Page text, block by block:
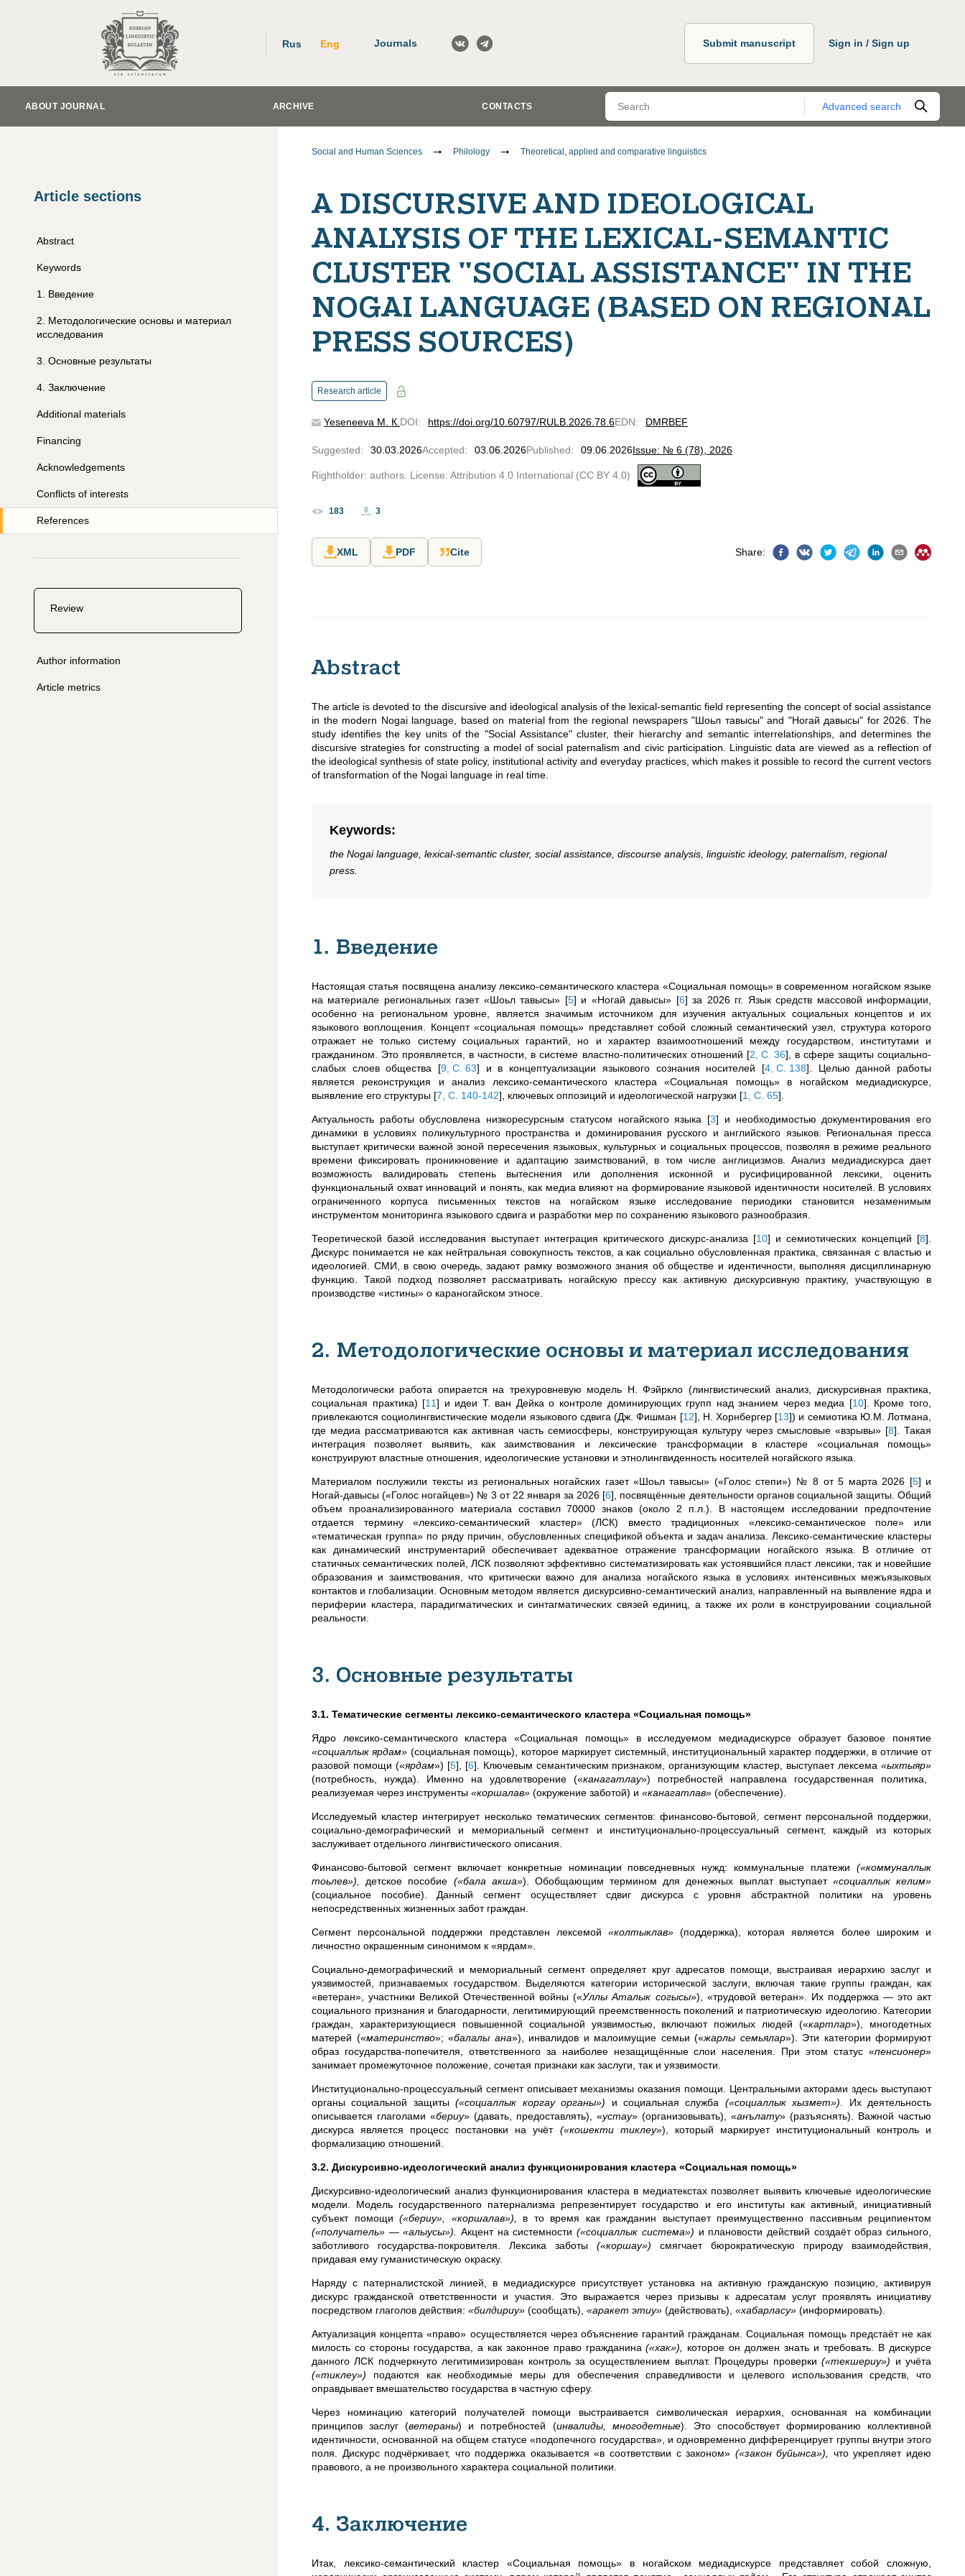
Rus Eng Journals Submit manuscript Sign in / Sign up
ABOUT JOURNAL ARCHIVE CONTACTS Advanced search
Article sections
Abstract
Keywords
1 Введение
2
Методологические основы и материал
исследования
3 Основные результаты
4 Заключение
Additional materials
Financing
Acknowledgements
Conflicts of interests
References
Review
Author information
Article metrics
Social and Human Sciences Philology Theoretical, applied and comparative linguistics
A DISCURSIVE AND IDEOLOGICAL
ANALYSIS OF THE LEXICAL-SEMANTIC
CLUSTER "SOCIAL ASSISTANCE" IN THE
NOGAI LANGUAGE (BASED ON REGIONAL
PRESS SOURCES)
Research article
Yeseneeva M. К. DOI: https://doi.org/10.60797/RULB.2026.78.6EDN: DMRBEF
Suggested: 30.03.2026Accepted: 03.06.2026Published: 09.06.2026Issue: № 6 (78), 2026
Rightholder: authors. License: Attribution 4.0 International (CC BY 4.0)
183 3
XML PDF Cite Share:
Abstract
The article is devoted to the discursive and ideological analysis of the lexical-semantic field representing the concept of social assistance
in the modern Nogai language, based on material from the regional newspapers "Шоьл тавысы" and "Ногай давысы" for 2026. The
study identifies the key units of the "Social Assistance" cluster, their hierarchy and semantic interrelationships, and determines the
discursive strategies for constructing a model of social paternalism and civic participation. Linguistic data are viewed as a reflection of
the ideological synthesis of state policy, institutional activity and everyday practices, which makes it possible to record the current vectors
of transformation of the Nogai language in real time.
Keywords:
the Nogai language, lexical-semantic cluster, social assistance, discourse analysis, linguistic ideology, paternalism, regional
press.
1. Введение
Настоящая статья посвящена анализу лексико-семантического кластера «Социальная помощь» в современном ногайском языке
на материале региональных газет «Шоьл тавысы» [5] и «Ногай давысы» [6] за 2026 гг. Язык средств массовой информации,
особенно на региональном уровне, является значимым источником для изучения актуальных социальных концептов и их
языкового воплощения. Концепт «социальная помощь» представляет собой сложный семантический узел, структура которого
отражает не только систему социальных гарантий, но и характер взаимоотношений между государством, институтами и
гражданином. Это проявляется, в частности, в системе властно-политических отношений [2, С. 36] , в сфере защиты социально-
слабых слоев общества [9, С. 63] и в концептуализации языкового сознания носителей [4, С. 138] . Целью данной работы
является реконструкция и анализ лексико-семантического кластера «Социальная помощь» в ногайском медиадискурсе,
выявление его структуры [7, C. 140-142] , ключевых оппозиций и идеологической нагрузки [1, C. 65]
Актуальность работы обусловлена низкоресурсным статусом ногайского языка [3] и необходимостью документирования его
динамики в условиях поликультурного пространства и доминирования русского и английского языков. Региональная пресса
выступает критически важной зоной пересечения языковых, культурных и социальных процессов, позволяя в режиме реального
времени фиксировать проникновение и адаптацию заимствований, в том числе англицизмов. Анализ медиадискурса дает
возможность валидировать степень вытеснения или дополнения исконной и русифицированной лексики, оценить
функциональный охват инноваций и понять, как медиа влияют на формирование языковой идентичности носителей. В условиях
ограниченного корпуса письменных текстов на ногайском языке исследование периодики становится незаменимым
инструментом мониторинга языкового сдвига и разработки мер по сохранению языкового разнообразия.
Теоретической базой исследования выступает интеграция критического дискурс-анализа [10] и семиотических концепций [8]
Дискурс понимается не как нейтральная совокупность текстов, а как социально обусловленная практика, связанная с властью и
идеологией. СМИ, в свою очередь, задают рамку возможного знания об обществе и идентичности, выполняя дисциплинарную
функцию. Такой подход позволяет рассматривать ногайскую прессу как активную дискурсивную практику, участвующую в
производстве «истины» о караногайском этносе.
2. Методологические основы и материал исследования
Методологически работа опирается на трехуровневую модель Н. Фэйркло (лингвистический анализ, дискурсивная практика,
социальная практика) [11] и идеи Т. ван Дейка о контроле доминирующих групп над знанием через медиа [10] . Кроме того,
привлекаются социолингвистические модели языкового сдвига (Дж. Фишман [12] , Н. Хорнбергер [13]) и семиотика Ю.М. Лотмана,
где медиа рассматриваются как активная часть семиосферы, конструирующая культуру через смысловые «взрывы» [8] . Такая
интеграция позволяет выявить, как заимствования и лексические трансформации в кластере «социальная помощь»
конструируют властные отношения, идеологические установки и этнолингвиденность носителей ногайского языка.
Материалом послужили тексты из региональных ногайских газет «Шоьл тавысы» («Голос степи») № 8 от 5 марта 2026 [5] и
Ногай-давысы («Голос ногайцев») № 3 от 22 января за 2026 [6] , посвящённые деятельности органов социальной защиты. Общий
объем проанализированного материала составил 70000 знаков (около 2 п.л.). В настоящем исследовании предпочтение
отдается термину «лексико-семантический кластер» (ЛСК) вместо традиционных «лексико-семантическое поле» или
«тематическая группа» по ряду причин, обусловленных спецификой объекта и задач анализа. Лексико-семантические кластеры
как динамический инструментарий обеспечивает адекватное отражение трансформации ногайского языка. В отличие от
статичных семантических полей, ЛСК позволяют эффективно систематизировать как устоявшийся пласт лексики, так и новейшие
образования и заимствования, что критически важно для анализа ногайского языка в условиях интенсивных межъязыковых
контактов и глобализации. Основным методом является дискурсивно-семантический анализ, направленный на выявление ядра и
периферии кластера, парадигматических и синтагматических связей единиц, а также их роли в конструировании социальной
реальности.
3. Основные результаты
3.1. Тематические сегменты лексико-семантического кластера «Социальная помощь»
Ядро лексико-семантического кластера «Социальная помощь» в исследуемом медиадискурсе образует базовое понятие
«социаллык ярдам» (социальная помощь), которое маркирует системный, институциональный характер поддержки, в отличие от
разовой помощи («ярдам») [5] [6] . Ключевым семантическим признаком, организующим кластер, выступает лексема«ыхтыяр»
(потребность, нужда). Именно на удовлетворение («канагатлау») потребностей направлена государственная политика,
реализуемая через инструменты «коршалав» (окружение заботой) и «канагатлав» (обеспечение).
Исследуемый кластер интегрирует несколько тематических сегментов: финансово-бытовой, сегмент персональной поддержки,
социально-демографический и мемориальный сегмент и институционально-процессуальный сегмент, каждый из которых
заслуживает отдельного лингвистического описания.
Финансово-бытовой сегмент включает конкретные номинации повседневных нужд: коммунальные платежи
(«коммуналлык
тоьлев»), детское пособие («бала акша»). Обобщающим термином для денежных выплат выступает «социаллык келим»
(социальное пособие). Данный сегмент осуществляет сдвиг дискурса с уровня абстрактной политики на уровень
непосредственных жизненных забот граждан.
Сегмент персональной поддержки представлен лексемой «колтыклав»(поддержка), которая является более широким и
личностно окрашенным синонимом к «ярдам».
Социально-демографический и мемориальный сегмент определяет круг адресатов помощи, выстраивая иерархию заслуг и
уязвимостей, признаваемых государством. Выделяются категории исторической заслуги, включая такие группы граждан, как
«ветеран», участники Великой Отечественной войны («Уллы Аталык согысы»), «трудовой ветеран». Их поддержка — это акт
социального признания и благодарности, легитимирующий преемственность поколений и патриотическую идеологию. Категории
граждан, характеризующиеся повышенной социальной уязвимостью, включают пожилых людей («картлар»), многодетных
матерей («материнство»; «балалы ана»), инвалидов и малоимущие семьи («жарлы семьялар»). Эти категории формируют
образ государства-попечителя, ответственного за наиболее незащищённые слои населения. При этом статус «пенсионер»
занимает промежуточное положение, сочетая признаки как заслуги, так и уязвимости.
Институционально-процессуальный сегмент описывает механизмы оказания помощи. Центральными акторами здесь выступают
органы социальной защиты(«социаллык коргау органы») и социальная служба («социаллык хызмет»).
Их деятельность
описывается глаголами «бериу» (давать, предоставлять), «устау» (организовывать), «анълату» (разъяснять). Важной частью
дискурса является процесс постановки на учёт («кошекти тиклеу»), который маркирует институциональный контроль и
формализацию отношений.
3.2. Дискурсивно-идеологический анализ функционирования кластера «Социальная помощь»
Дискурсивно-идеологический анализ функционирования кластера в медиатекстах позволяет выявить ключевые идеологические
модели. Модель государственного патернализма репрезентирует государство и его институты как активный, инициативный
субъект помощи («бериу», «коршалав»),
в то время как гражданин выступает преимущественно пассивным реципиентом
(«получатель» —«алыусы»). Акцент на системности(«социаллык система») и плановости действий создаёт образ сильного,
заботливого государства-покровителя. Лексика заботы («коршау») смягчает бюрократическую природу взаимодействия,
придавая ему гуманистическую окраску.
Наряду с патерналистской линией, в медиадискурсе присутствует установка на активную гражданскую позицию, активируя
дискурс гражданской ответственности и участия. Это выражается через призывы к адресатам услуг проявлять инициативу
посредством глаголов действия: «билдириу» (сообщать), «аракет этиу» (действовать), «хабарласу» (информировать).
Актуализация концепта «право» осуществляется через объяснение гарантий гражданам. Социальная помощь предстаёт не как
милость со стороны государства, а как законное право гражданина(«хак»),
которое он должен знать и требовать. В дискурсе
данного ЛСК подчеркнуто легитимизирован контроль за осуществлением выплат. Процедуры проверки(«текшериу») и учёта
(«тиклеу») подаются как необходимые меры для обеспечения справедливости и целевого использования средств, что
оправдывает вмешательство государства в частную сферу.
Через номинацию категорий получателей помощи выстраивается символическая иерархия, основанная на комбинации
принципов заслуг (ветераны) и потребностей (инвалиды, многодетные). Это способствует формированию коллективной
идентичности, основанной на общем статусе «подопечного государства», и одновременно дифференцирует группы внутри этого
поля. Дискурс подчёркивает, что поддержка оказывается «в соответствии с законом» («закон буйынса»),
что укрепляет идею
правового, а не произвольного характера социальной политики.
4. Заключение
Итак, лексико-семантический кластер «Социальная помощь» в ногайском медиадискурсе представляет собой сложную,